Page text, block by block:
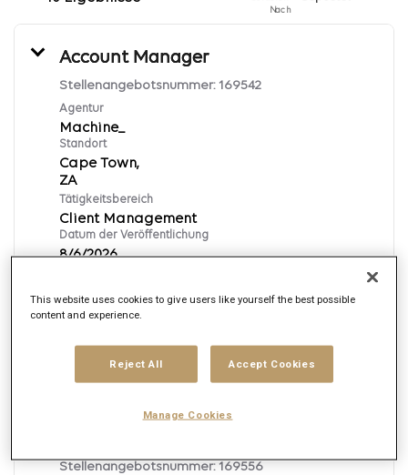
Nach
Account Manager
Stellenangebotsnummer: 169542
Agentur
Machine_
Standort
Cape Town,
Tätigkeitsbereich
Client Management
Datum der Veröffentlichung
8/6/2026
Senior Account Manager/Account
Stellenangebotsnummer: 169556
This website uses cookies to give users like yourself the best possible
content and experience.
Reject All Accept Cookies
Manage Cookies